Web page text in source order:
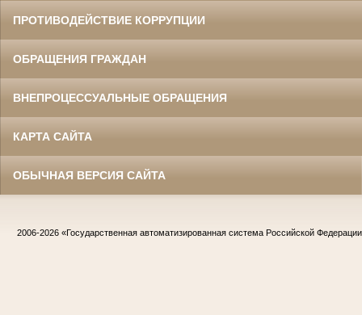
ПРОТИВОДЕЙСТВИЕ КОРРУПЦИИ
ОБРАЩЕНИЯ ГРАЖДАН
ВНЕПРОЦЕССУАЛЬНЫЕ ОБРАЩЕНИЯ
КАРТА САЙТА
ОБЫЧНАЯ ВЕРСИЯ САЙТА
2006-2026 «Государственная автоматизированная система Российской